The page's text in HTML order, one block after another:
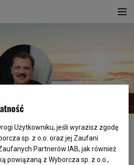
Liśkiewicz
Zm.05.03.2021
innych
Użytkowniku, jeśli wyrazisz zgodę
sp. z o.o. oraz jej Zaufani
Partnerów IAB, jak również
powiązaną z Wyborcza sp. z o.o.,